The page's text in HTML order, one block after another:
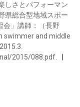
しさとパフォーマン
県総合型地域スポー
会」講師：（長野
swimmer and middle
2015/088.pdf.